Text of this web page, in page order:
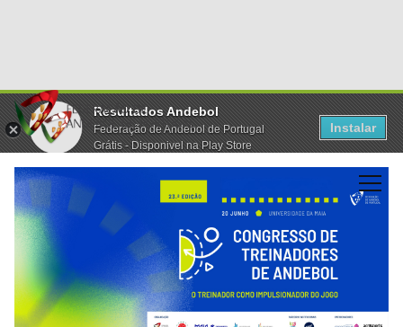
Resultados Andebol
Federação de Andebol de Portugal
Grátis - Disponivel na Play Store
Instalar